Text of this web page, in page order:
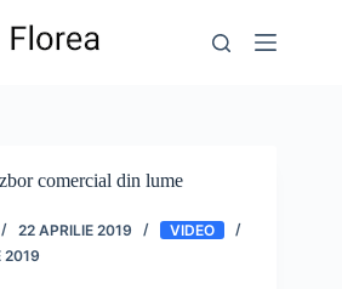
comercial din lume
22 APRILIE 2019
VIDEO
2019